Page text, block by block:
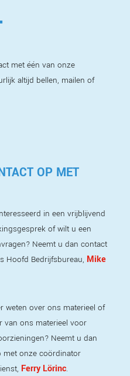
met één van onze
altijd bellen, mailen of
OP MET
in een vrijblijvend
of wilt u een
Neemt u dan contact
Hoofd Bedrijfsbureau, Mike
weten over ons materieel of
van ons materieel voor
Neemt u dan
met onze coördinator
Ferry Lörinc.